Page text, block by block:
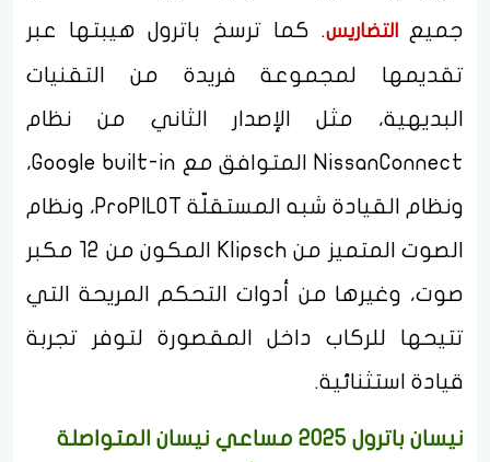
جميع
التضاريس. كما ترسخ باترول هيبتها عبر
تقديمها لمجموعة فريدة من التقنيات
البديهية، مثل الإصدار الثاني من نظام
NissanConnect المتوافق مع Google built-in،
ونظام القيادة شبه المستقلّة ProPILOT، ونظام
الصوت المتميز من Klipsch المكون من 12 مكبر
صوت، وغيرها من أدوات التحكم المريحة التي
تتيحها للركاب داخل المقصورة لتوفر تجربة
قيادة استثنائية.
نيسان باترول 2025 مساعي نيسان المتواصلة